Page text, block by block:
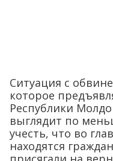
Ситуация с
которое
Республики
выглядит по
учесть, что во
находятся